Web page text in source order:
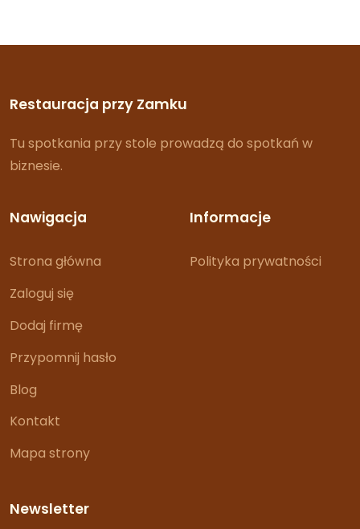
Restauracja przy Zamku
Tu spotkania przy stole prowadzą do spotkań w
biznesie.
Nawigacja
Strona główna
Zaloguj się
Dodaj firmę
Przypomnij hasło
Blog
Kontakt
Mapa strony
Informacje
Polityka prywatności
Newsletter